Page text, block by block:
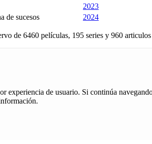
2023
de sucesos 2024
de 6460 películas, 195 series y 960 articulos
experiencia de usuario. Si continúa